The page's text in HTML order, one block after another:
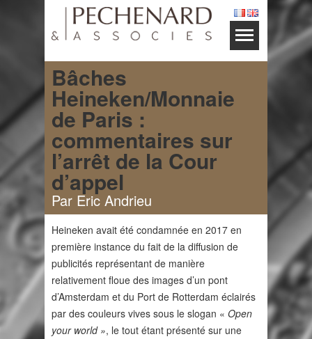
Bâches
Heineken/Monnaie
de Paris :
commentaires sur
l’arrêt de la Cour
d’appel
Par Eric Andrieu
Heineken avait été condamnée en 2017 en
première instance du fait de la diffusion de
publicités représentant de manière
relativement floue des images d’un pont
d’Amsterdam et du Port de Rotterdam éclairés
par des couleurs vives sous le slogan « Open
your world », le tout étant présenté sur une